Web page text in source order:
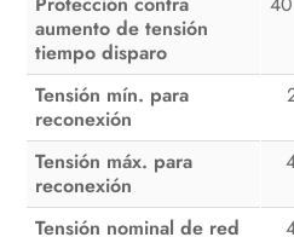
aumento de tensión
tiempo disparo
Tensión mín. para
reconexión
Tensión máx. para
reconexión
Tensión nominal de red